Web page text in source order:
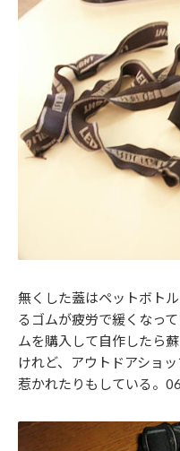
無くした蓋はペットボト
るゴムが疲労で緩くなっ
ムを購入して自作したら
けれど、アウトドアショ
惹かれたりもしている。